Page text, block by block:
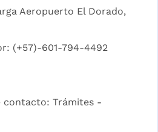
Aeropuerto El Dorado,
(+57)-601-794-4492
contacto: Trámites -